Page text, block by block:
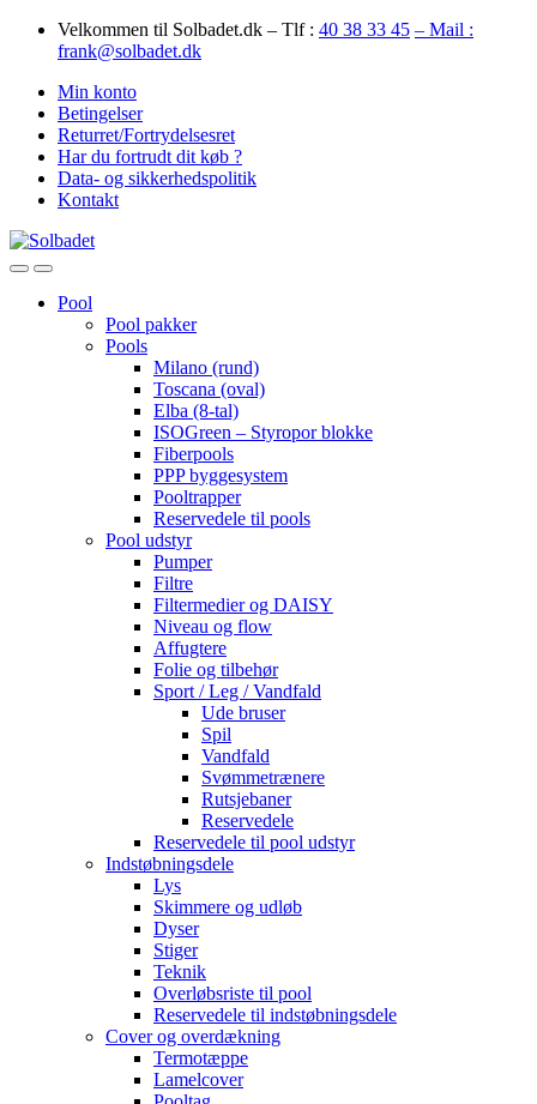
Skip
Skip
Velkommen til Solbadet.dk – Tlf : 40 38 33 45 – Mail :
frank@solbadet.dk
Min konto
Betingelser
Returret/Fortrydelsesret
Har du fortrudt dit køb ?
Data- og sikkerhedspolitik
Kontakt
OpenClose
Pool
Pool pakker
Pools
Milano (rund)
Toscana (oval)
Elba (8-tal)
ISOGreen – Styropor blokke
Fiberpools
PPP byggesystem
Pooltrapper
Reservedele til pools
Pool udstyr
Pumper
Filtre
Filtermedier og DAISY
Niveau og flow
Affugtere
Folie og tilbehør
Sport / Leg / Vandfald
Ude bruser
Spil
Vandfald
Svømmetrænere
Rutsjebaner
Reservedele
Reservedele til pool udstyr
Indstøbningsdele
Lys
Skimmere og udløb
Dyser
Stiger
Teknik
Overløbsriste til pool
Reservedele til indstøbningsdele
Cover og overdækning
Termotæppe
Lamelcover